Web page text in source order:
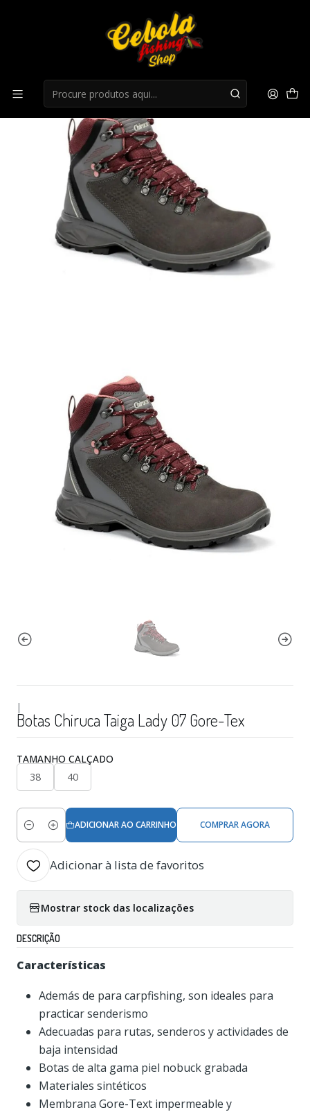
Botas Chiruca Taiga Lady 07 Gore-Tex
|
Botas Chiruca Taiga Lady 07 Gore-Tex
TAMANHO CALÇADO
38
40
Quantidade
ADICIONAR AO CARRINHO COMPRAR AGORA
Adicionar à lista de favoritos
Mostrar stock das localizações
DESCRIÇÃO
Características
Además de para carpfishing, son ideales para
practicar senderismo
Adecuadas para rutas, senderos y actividades de
baja intensidad
Botas de alta gama piel nobuck grabada
Materiales sintéticos
Membrana Gore-Text impermeable y